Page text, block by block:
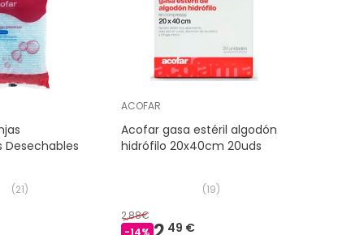
Desechables
(21)
ACOFAR
Acofar gasa estéril algodón
hidrófilo 20x40cm 20uds
(19)
2,88€
-14% 49 €